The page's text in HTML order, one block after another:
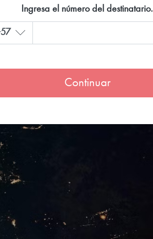
Ingresa el número del destinatario.
Continuar